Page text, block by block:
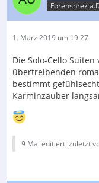
Forenshrek
1. März 2019 um 19:27
Die Solo-Cello
übertreibenden
bestimmt
Karminzauber
9 Mal editiert, zuletzt